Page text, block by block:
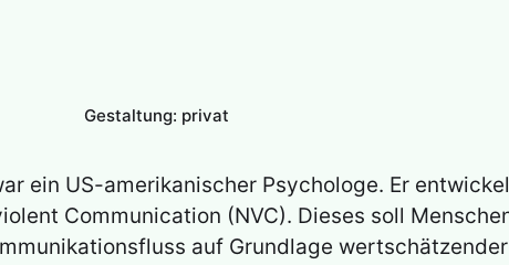
Gestaltung: privat
ein US-amerikanischer Psychologe. Er
Communication (NVC). Dieses soll
auf Grundlage